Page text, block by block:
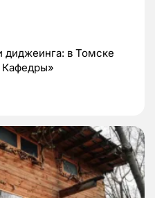
диджеинга: в Томске
Кафедры»